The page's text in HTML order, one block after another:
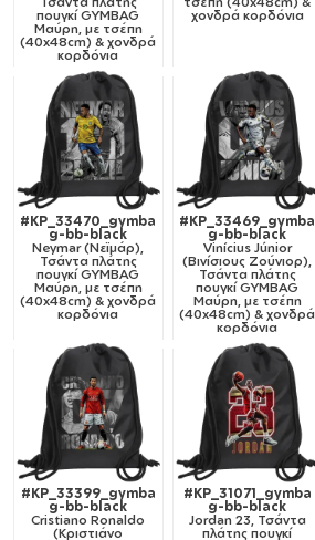
πουγκί GYMBAG
Μαύρη, με τσέπη
(40x48cm) & χονδρά
κορδόνια
χονδρά κορδόνια
#KP_33470_gymba
g-bb-black
Neymar (Νεϊμάρ),
Τσάντα πλάτης
πουγκί GYMBAG
Μαύρη, με τσέπη
(40x48cm) & χονδρά
κορδόνια
#KP_33469_gymba
g-bb-black
Vinícius Júnior
(Βινίσιους Ζούνιορ),
Τσάντα πλάτης
πουγκί GYMBAG
Μαύρη, με τσέπη
(40x48cm) & χονδρά
κορδόνια
#KP_33399_gymba
g-bb-black
Cristiano Ronaldo
(Κριστιάνο
#KP_31071_gymba
g-bb-black
Jordan 23, Τσάντα
πλάτης πουγκί